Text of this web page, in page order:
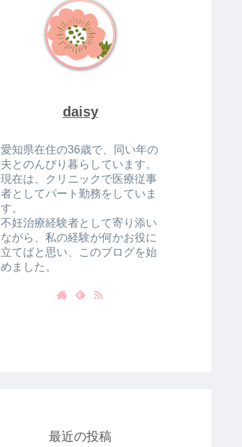
daisy
愛知県在住の36歳で、同い年の
夫とのんびり暮らしています。
現在は、クリニックで医療従事
者としてパート勤務をしていま
す。
不妊治療経験者として寄り添い
ながら、私の経験が何かお役に
立てばと思い、このブログを始
めました。
最近の投稿